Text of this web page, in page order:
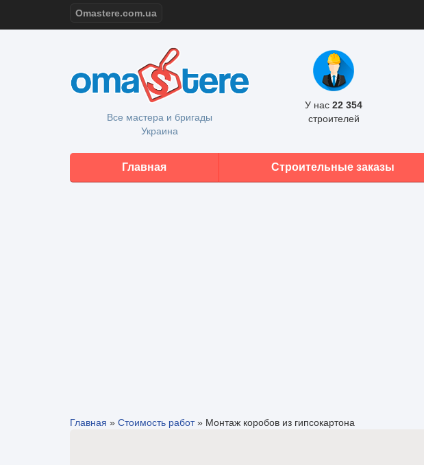
Omastere.com.ua
Все мастера и бригады
Украина
У нас 22 354
строителей
Главная Строительные заказы
Главная » Стоимость работ» Монтаж коробов из гипсокартона